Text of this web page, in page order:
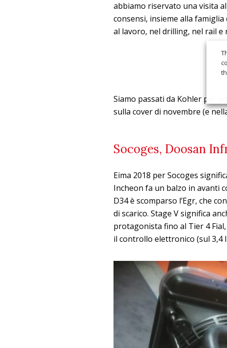
abbiamo riservato una visita
consensi, insieme alla
al lavoro, nel drilling, nel rail e
Siamo passati da Kohler per
sulla cover di novembre (e
Socoges, Doosan
Eima 2018 per Socoges
Incheon fa un balzo in avanti
D34 è scomparso l’Egr, che
di scarico. Stage V significa
protagonista fino al Tier 4
il controllo elettronico (sul 3,4